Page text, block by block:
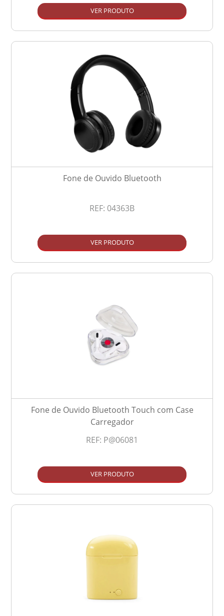
VER PRODUTO
Fone de Ouvido Bluetooth
REF: 04363B
VER PRODUTO
Fone de Ouvido Bluetooth Touch com Case
Carregador
REF: P@06081
VER PRODUTO